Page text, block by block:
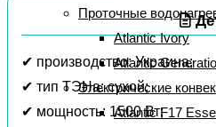
Проточные
Atlantic Ivory
Atlantic
Электрические
Atlantic F17
✔ производство: Украина;
✔ тип ТЭНа: сухой;
✔ мощность: 1500 Вт;